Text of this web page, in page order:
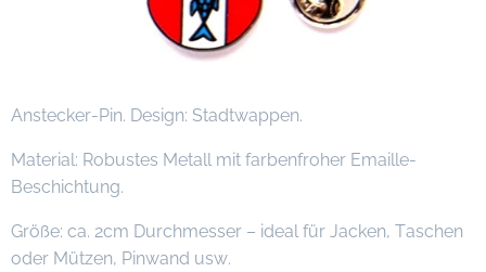
Anstecker-Pin. Design: Stadtwappen.
Material: Robustes Metall mit farbenfroher Emaille-
Beschichtung.
Größe: ca. 2cm Durchmesser – ideal für Jacken, Taschen
oder Mützen, Pinwand usw.